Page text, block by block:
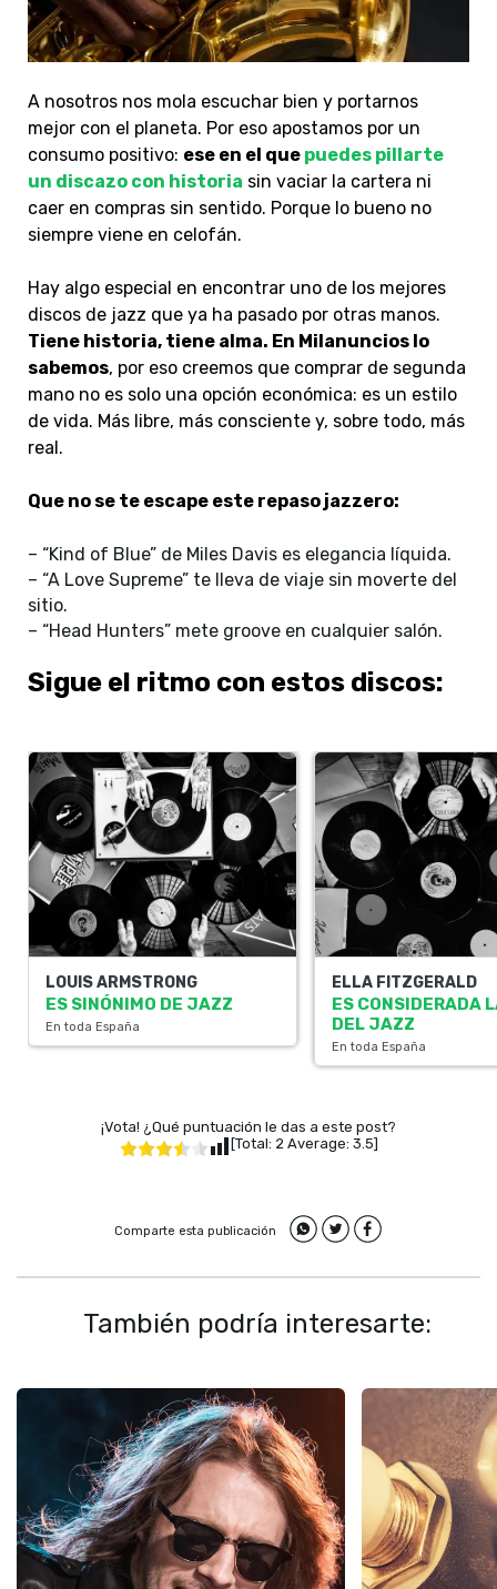
A nosotros nos mola escuchar bien y portarnos
mejor con el planeta. Por eso apostamos por un
consumo positivo: ese en el que puedes pillarte
un discazo con historia sin vaciar la cartera ni
caer en compras sin sentido. Porque lo bueno no
siempre viene en celofán.
Hay algo especial en encontrar uno de los mejores
discos de jazz que ya ha pasado por otras manos.
Tiene historia, tiene alma. En Milanuncios lo
sabemos, por eso creemos que comprar de segunda
mano no es solo una opción económica: es un estilo
de vida. Más libre, más consciente y, sobre todo, más
real.
Que no se te escape este repaso jazzero:
– “Kind of Blue” de Miles Davis es elegancia líquida.
– “A Love Supreme” te lleva de viaje sin moverte del
sitio.
– “Head Hunters” mete groove en cualquier salón.
Sigue el ritmo con estos discos:
LOUIS ARMSTRONG
ES SINÓNIMO DE JAZZ
En toda España
ELLA FITZGERALD
ES CONSIDERADA
DEL JAZZ
En toda España
¡Vota! ¿Qué puntuación le das a este post?
[Total: 2 Average: 3.5]
Comparte esta publicación
También podría interesarte: